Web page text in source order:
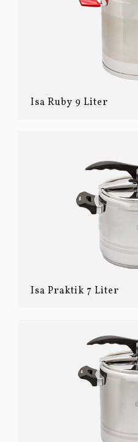
Isa Ruby 9 Liter
Isa Praktik 7 Liter